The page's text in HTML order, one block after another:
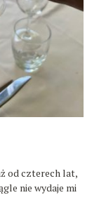
od czterech lat,
nie wydaje mi